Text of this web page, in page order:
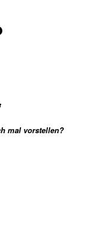
mal vorstellen?